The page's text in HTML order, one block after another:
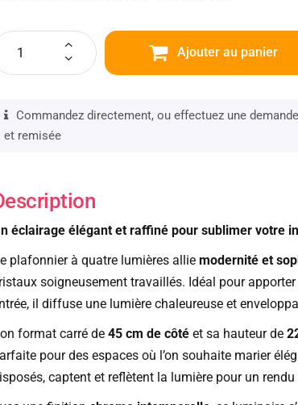
Ajouter au panier
Commandez directement, ou effectuez une
et remisée
éclairage élégant et raffiné pour sublimer votre
plafonnier à quatre lumières allie modernité et
soigneusement travaillés. Idéal pour
il diffuse une lumière chaleureuse et
format carré de 45 cm de côtéet sa hauteur de
pour des espaces où l’on souhaite marier
captent et reflètent la lumière pour un